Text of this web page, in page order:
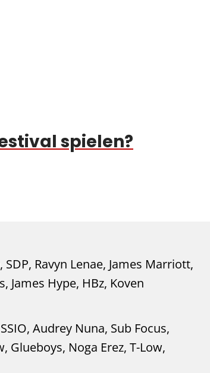
spielen?
Ravyn Lenae, James Marriott,
James Hype, HBz, Koven
Audrey Nuna, Sub Focus,
Glueboys, Noga Erez, T-Low,